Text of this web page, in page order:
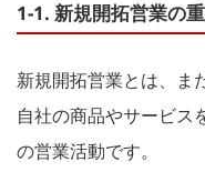
1-1. 新規開拓営業の
新規開拓営業とは、ま
自社の商品やサービス
の営業活動です。